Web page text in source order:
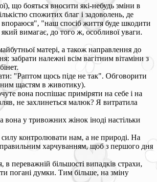
що бояться вносити які-небудь зміни в
спожитих благ і задоволень, де
"наш спосіб життя буде шкодити
вимагає, до того ж, особливої уваги.
матері, а також направлення до
забрати належні всім вагітним вітаміни з
"Раптом щось піде не так". Обговорити
щастям в животику).
вона поспішає приміряти на себе і на
не захлинеться малюк? Я витратила
вона у тривожних жінок іноді настільки
силу контролювати нам, а не природі. На
правильним харчуванням, щоб з першого дня
в переважній більшості випадків страхи,
погані думки. Тим більше, на зміну